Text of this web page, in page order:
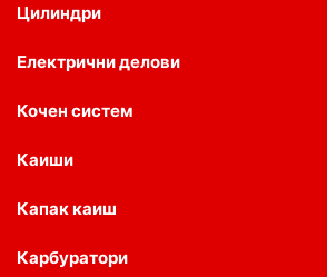
Цилиндри
Електрични делови
Кочен систем
Каиши
Капак каиш
Карбуратори